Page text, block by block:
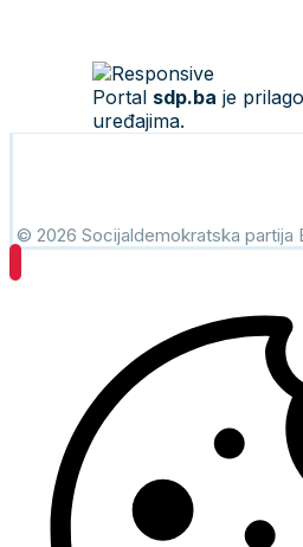
Portal sdp.ba je
uređajima.
© 2026 Socijaldemokratska partija